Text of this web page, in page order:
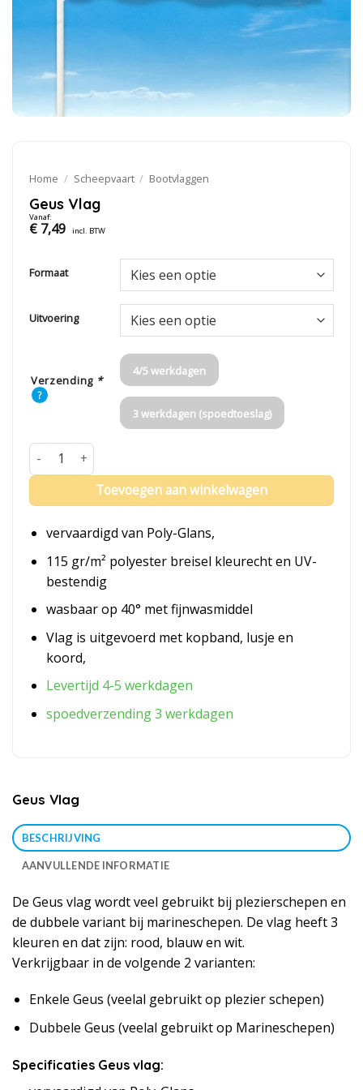
Home / Scheepvaart / Bootvlaggen
Geus Vlag
Vanaf:
€7,49 incl. BTW
Formaat
Uitvoering
Verzending *
?
4/5 werkdagen
3 werkdagen (spoedtoeslag)
Geus Vlag aantal
Toevoegen aan winkelwagen
vervaardigd van Poly-Glans,
115 gr/m² polyester breisel kleurecht en UV-
bestendig
wasbaar op 40° met fijnwasmiddel
Vlag is uitgevoerd met kopband, lusje en
koord,
Levertijd 4-5 werkdagen
spoedverzending 3 werkdagen
Geus Vlag
BESCHRIJVING
AANVULLENDE INFORMATIE
De Geus vlag wordt veel gebruikt bij plezierschepen en
de dubbele variant bij marineschepen. De vlag heeft 3
kleuren en dat zijn: rood, blauw en wit.
Verkrijgbaar in de volgende 2 varianten:
Enkele Geus (veelal gebruikt op plezier schepen)
Dubbele Geus (veelal gebruikt op Marineschepen)
Specificaties Geus vlag: